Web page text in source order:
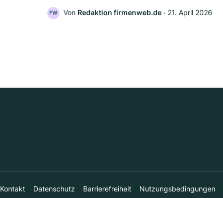
FW Von Redaktion firmenweb.de ‧ 21. April 2026
Kontakt Datenschutz Barrierefreiheit Nutzungsbedingungen